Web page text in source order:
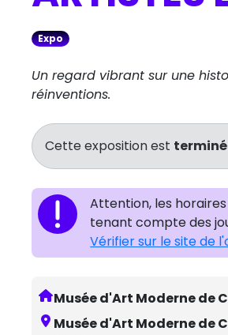
Expo
Un regard vibrant sur une
réinventions.
Cette exposition est
Attention, les
tenant compte des
Vérifier sur le sitede
Musée d'Art Moderne de
Musée d'Art Moderne de